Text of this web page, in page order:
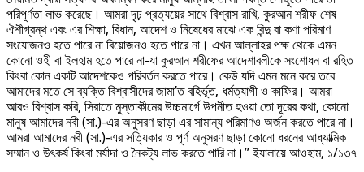
পরিপূর্ণতা লাভ করেছে। আমরা দৃঢ় প্রত্যয়ের সাথে বিশ্বাস রাখি, কুরআন শরীফ শেষ
ঐশীগ্রন্থ এবং এর শিক্ষা, বিধান, আদেশ ও নিষেধের মাঝে এক বিন্দু বা কণা পরিমাণ
সংযোজনও হতে পারে না বিয়োজনও হতে পারে না। এখন আল্লাহর পক্ষ থেকে এমন
কোনো ওহী বা ইলহাম হতে পারে না-যা কুরআন শরীফের আদেশাবলীকে সংশোধন বা রহিত
কিংবা কোন একটি আদেশকেও পরিবর্তন করতে পারে। কেউ যদি এমন মনে করে তবে
আমাদের মতে সে ব্যক্তি বিশ্বাসীদের জামা’ত বহির্ভূত, ধর্মত্যাগী ও কাফির। আমরা
আরও বিশ্বাস করি, সিরাতে মুস্তাকীমের উচ্চমার্গে উপনীত হওয়া তো দূরের কথা, কোনো
মানুষ আমাদের নবী (সা.)-এর অনুসরণ ছাড়া এর সামান্য পরিমাণও অর্জন করতে পারে না।
আমরা আমাদের নবী (সা.)-এর সত্যিকার ও পূর্ণ অনুসরণ ছাড়া কোনো ধরনের আধ্যাত্মিক
সম্মান ও উৎকর্ষ কিংবা মর্যাদা ও নৈকট্য লাভ করতে পারি না।’’ ইযালায়ে আওহাম, ১/১৩৭